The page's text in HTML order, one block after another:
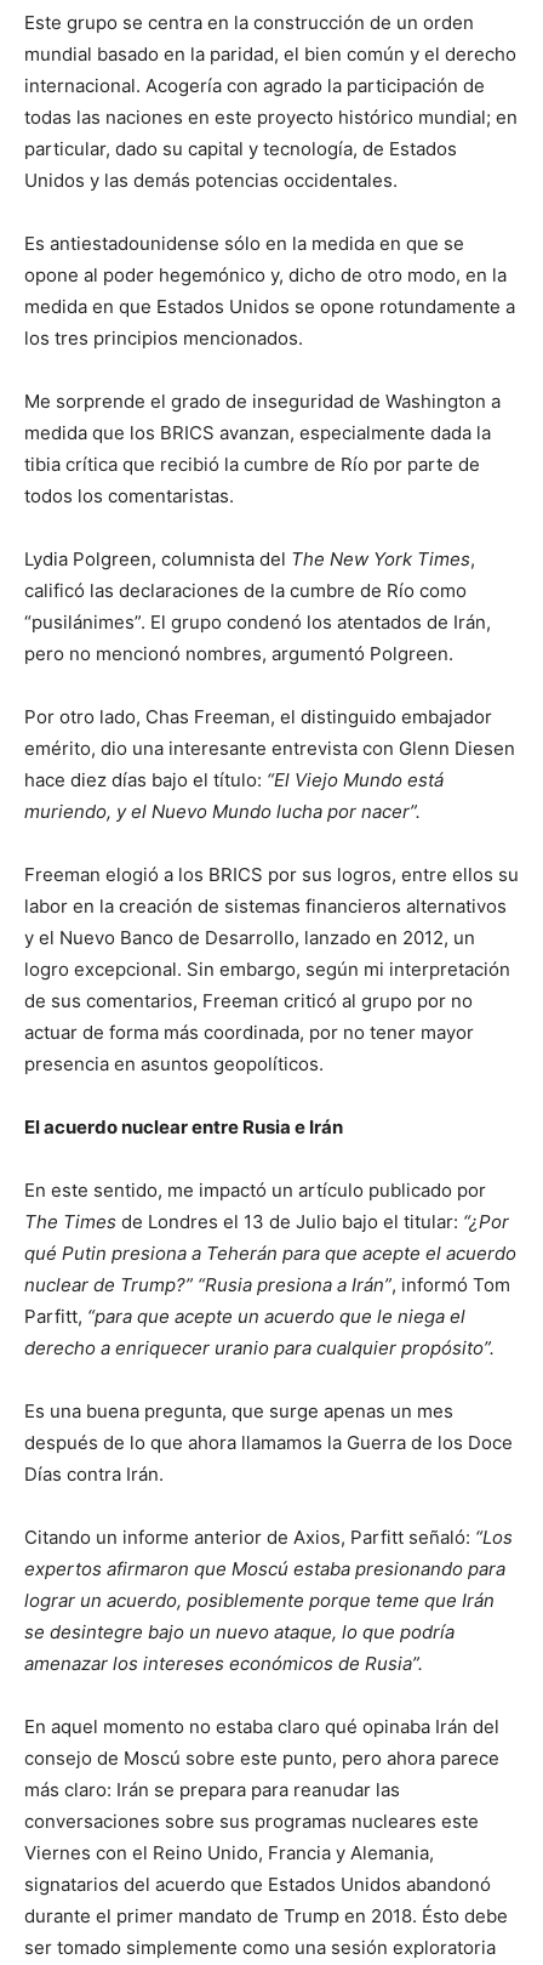
Este grupo se centra en la construcción de un orden
mundial basado en la paridad, el bien común y el derecho
internacional. Acogería con agrado la participación de
todas las naciones en este proyecto histórico mundial; en
particular, dado su capital y tecnología, de Estados
Unidos y las demás potencias occidentales.
Es antiestadounidense sólo en la medida en que se
opone al poder hegemónico y, dicho de otro modo, en la
medida en que Estados Unidos se opone rotundamente a
los tres principios mencionados.
Me sorprende el grado de inseguridad de Washington a
medida que los BRICS avanzan, especialmente dada la
tibia crítica que recibió la cumbre de Río por parte de
todos los comentaristas.
Lydia Polgreen, columnista del The New York Times,
calificó las declaraciones de la cumbre de Río como
“pusilánimes”. El grupo condenó los atentados de Irán,
pero no mencionó nombres, argumentó Polgreen.
Por otro lado, Chas Freeman, el distinguido embajador
emérito, dio una interesante entrevista con Glenn Diesen
hace diez días bajo el título: “El Viejo Mundo está
muriendo, y el Nuevo Mundo lucha por nacer”.
Freeman elogió a los BRICS por sus logros, entre ellos su
labor en la creación de sistemas financieros alternativos
y el Nuevo Banco de Desarrollo, lanzado en 2012, un
logro excepcional. Sin embargo, según mi interpretación
de sus comentarios, Freeman criticó al grupo por no
actuar de forma más coordinada, por no tener mayor
presencia en asuntos geopolíticos.
El acuerdo nuclear entre Rusia e Irán
En este sentido, me impactó un artículo publicado por
The Times de Londres el 13 de Julio bajo el titular: “¿Por
qué Putin presiona a Teherán para que acepte el acuerdo
nuclear de Trump?” “Rusia presiona a Irán”, informó Tom
Parfitt, “para que acepte un acuerdo que le niega el
derecho a enriquecer uranio para cualquier propósito”.
Es una buena pregunta, que surge apenas un mes
después de lo que ahora llamamos la Guerra de los Doce
Días contra Irán.
Citando un informe anterior de Axios, Parfitt señaló: “Los
expertos afirmaron que Moscú estaba presionando para
lograr un acuerdo, posiblemente porque teme que Irán
se desintegre bajo un nuevo ataque, lo que podría
amenazar los intereses económicos de Rusia”.
En aquel momento no estaba claro qué opinaba Irán del
consejo de Moscú sobre este punto, pero ahora parece
más claro: Irán se prepara para reanudar las
conversaciones sobre sus programas nucleares este
Viernes con el Reino Unido, Francia y Alemania,
signatarios del acuerdo que Estados Unidos abandonó
durante el primer mandato de Trump en 2018. Ésto debe
ser tomado simplemente como una sesión exploratoria